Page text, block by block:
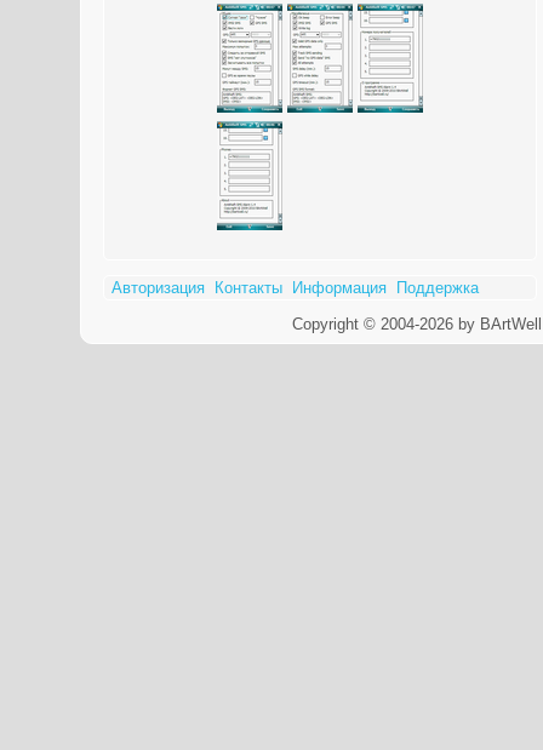
Авторизация Контакты Информация
Поддержка
Copyright © 2004-2026 by BArtWell